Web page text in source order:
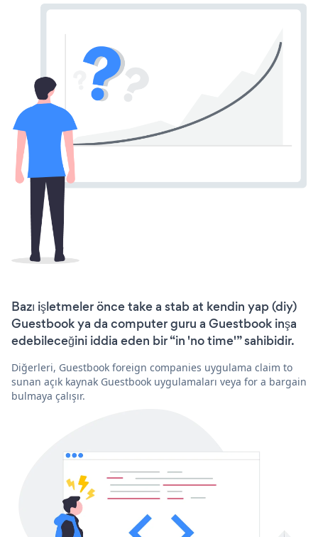
Bazı işletmeler önce take a stab at kendin yap (diy)
Guestbook ya da computer guru a Guestbook inşa
edebileceğini iddia eden bir “in 'no time'” sahibidir.
Diğerleri, Guestbook foreign companies uygulama claim to
sunan açık kaynak Guestbook uygulamaları veya for a bargain
bulmaya çalışır.